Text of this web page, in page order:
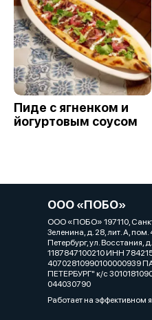
Пиде с ягненком и
йогуртовым соусом
ООО «ПОБО»
ООО «ПОБО» 197110,
Зеленина, д. 28, лит. А, пом.
Петербург, ул. Восстания,
1187847100210 ИНН
40702810990100000939
ПЕТЕРБУРГ" к/с
044030790
Работает на эффективном